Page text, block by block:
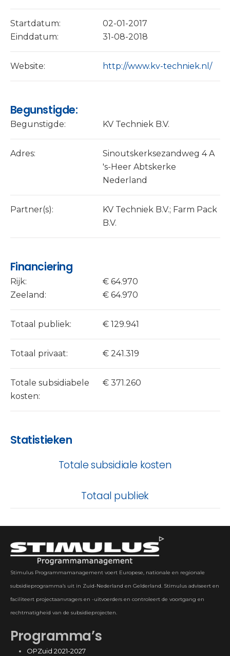
Startdatum:
02-01-2017
Einddatum:
31-08-2018
Website: http://www.kv-techniek.nl/
Begunstigde:
Begunstigde: KV Techniek B.V.
Adres:
Sinoutskerksezandweg 4 A
's-Heer Abtskerke
Nederland
Partner(s):
KV Techniek B.V.; Farm Pack
B.V.
Financiering
Rijk:
€ 64.970
Zeeland:
€ 64.970
Totaal publiek: € 129.941
Totaal privaat: € 241.319
Totale subsidiabele
kosten:
€ 371.260
Statistieken
Totale subsidiale kosten
Totaal publiek
Stimulus Programmamanagement voert Europese, nationale en regionale
subsidieprogramma’s uit in Zuid-Nederland en Gelderland. Stimulus adviseert en
faciliteert projectaanvragers en -uitvoerders en controleert de voortgang en
rechtmatigheid van de subsidieprojecten.
Programma’s
OPZuid 2021-2027